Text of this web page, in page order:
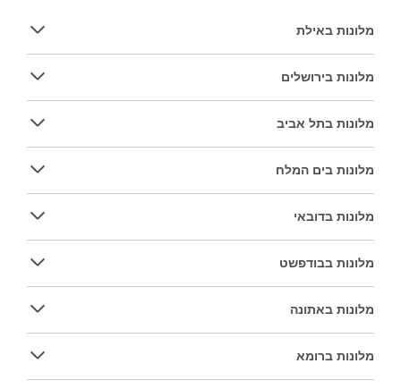
מלונות באילת
מלונות בירושלים
מלונות בתל אביב
מלונות בים המלח
מלונות בדובאי
מלונות בבודפשט
מלונות באתונה
מלונות ברומא